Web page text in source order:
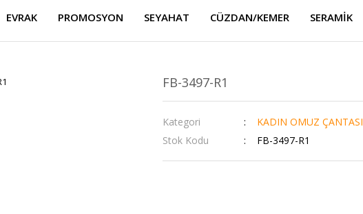
EVRAK PROMOSYON SEYAHAT CÜZDAN/KEMER SERAMİK
FB-3497-R1
Kategori
KADIN OMUZ ÇANTASI
Stok Kodu
FB-3497-R1